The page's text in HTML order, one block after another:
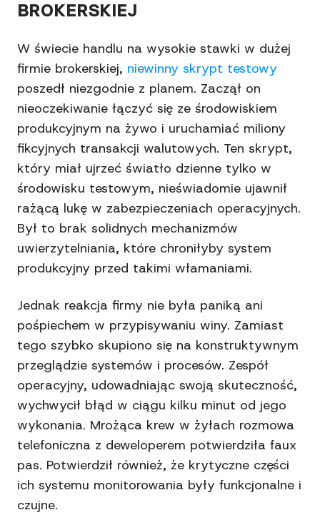
BROKERSKIEJ
W świecie handlu na wysokie stawki w dużej
firmie brokerskiej, niewinny skrypt testowy
poszedł niezgodnie z planem. Zaczął on
nieoczekiwanie łączyć się ze środowiskiem
produkcyjnym na żywo i uruchamiać miliony
fikcyjnych transakcji walutowych. Ten skrypt,
który miał ujrzeć światło dzienne tylko w
środowisku testowym, nieświadomie ujawnił
rażącą lukę w zabezpieczeniach operacyjnych.
Był to brak solidnych mechanizmów
uwierzytelniania, które chroniłyby system
produkcyjny przed takimi włamaniami.
Jednak reakcja firmy nie była paniką ani
pośpiechem w przypisywaniu winy. Zamiast
tego szybko skupiono się na konstruktywnym
przeglądzie systemów i procesów. Zespół
operacyjny, udowadniając swoją skuteczność,
wychwycił błąd w ciągu kilku minut od jego
wykonania. Mrożąca krew w żyłach rozmowa
telefoniczna z deweloperem potwierdziła faux
pas. Potwierdził również, że krytyczne części
ich systemu monitorowania były funkcjonalne i
czujne.